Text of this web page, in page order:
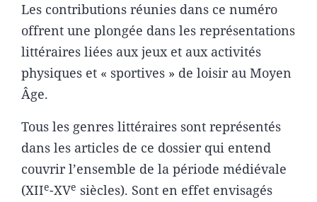
Les contributions réunies dans ce numéro
offrent une plongée dans les représentations
littéraires liées aux jeux et aux activités
physiques et « sportives » de loisir au Moyen
Âge.
Tous les genres littéraires sont représentés
dans les articles de ce dossier qui entend
couvrir l’ensemble de la période médiévale
(XIIe-XVe siècles). Sont en effet envisagés